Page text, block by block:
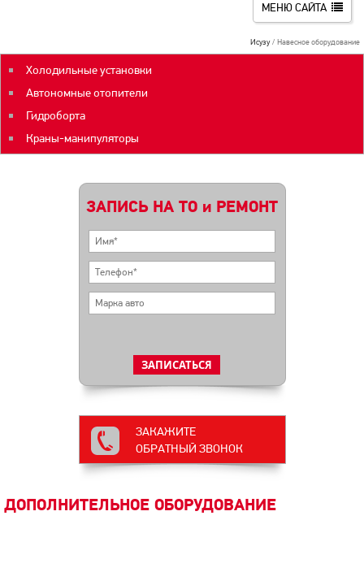
МЕНЮ САЙТА
Исузу Навесное оборудование
Холодильные установки
Автономные отопители
Гидроборта
Краны-манипуляторы
ЗАПИСЬ НА ТО и РЕМОНТ
ЗАКАЖИТЕ
ОБРАТНЫЙ ЗВОНОК
ДОПОЛНИТЕЛЬНОЕ ОБОРУДОВАНИЕ